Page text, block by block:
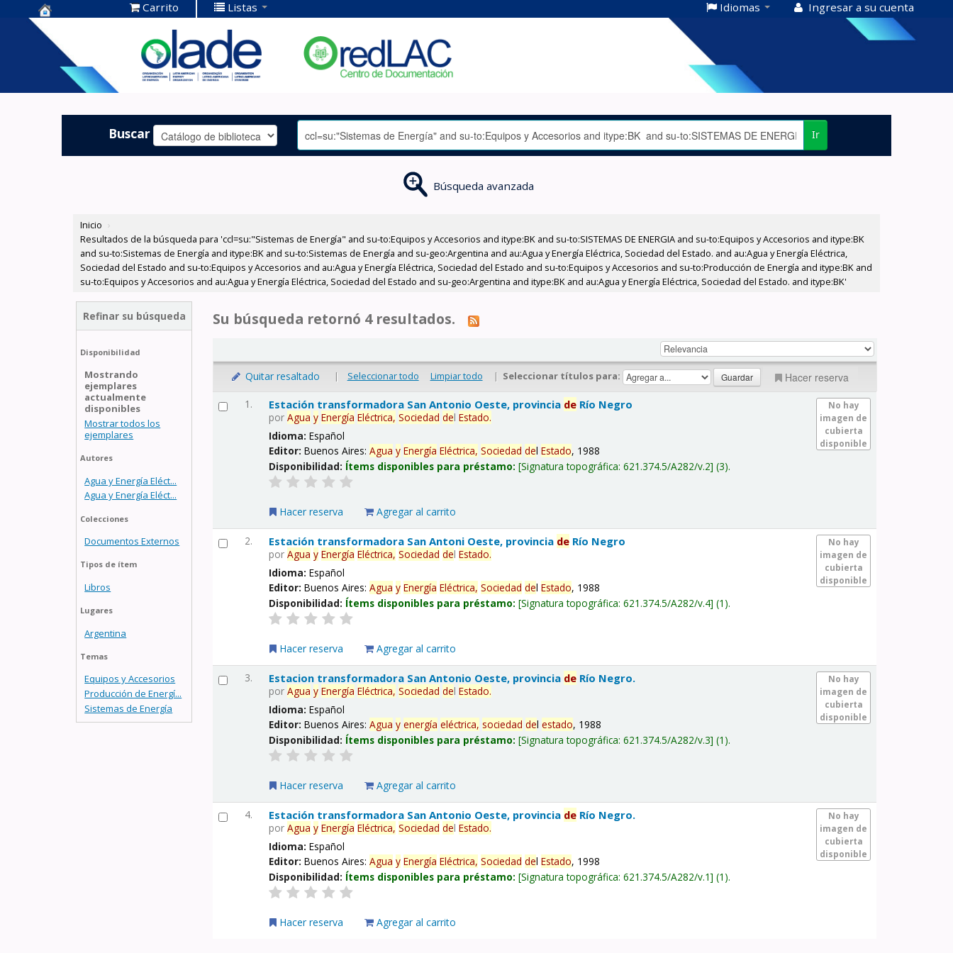
Centro de
Documentación
OLADE -
Carrito Listas Idiomas Ingresar a su cuenta
Buscar Ir
Búsqueda avanzada
Inicio ›
Resultados de la búsqueda para 'ccl=su:"Sistemas de Energía" and su-to:Equipos y Accesorios and itype:BK and su-to:SISTEMAS DE ENERGIA and su-to:Equipos y Accesorios and itype:BK
and su-to:Sistemas de Energía and itype:BK and su-to:Sistemas de Energía and su-geo:Argentina and au:Agua y Energía Eléctrica, Sociedad del Estado. and au:Agua y Energía Eléctrica,
Sociedad del Estado and su-to:Equipos y Accesorios and au:Agua y Energía Eléctrica, Sociedad del Estado and su-to:Equipos y Accesorios and su-to:Producción de Energía and itype:BK and
su-to:Equipos y Accesorios and au:Agua y Energía Eléctrica, Sociedad del Estado and su-geo:Argentina and itype:BK and au:Agua y Energía Eléctrica, Sociedad del Estado. and itype:BK'
Refinar su búsqueda
Disponibilidad
Mostrando
ejemplares
actualmente
disponibles
Mostrar todos los
ejemplares
Autores
Agua y Energía Eléct...
Agua y Energía Eléct...
Colecciones
Documentos Externos
Tipos de ítem
Libros
Lugares
Argentina
Temas
Equipos y Accesorios
Producción de Energí...
Sistemas de Energía
Su búsqueda retornó 4 resultados.
Quitar resaltado | Seleccionar todo Limpiar todo | Seleccionar títulos para: Hacer reserva
1.
No hay
imagen de
cubierta
disponible
Estación transformadora San Antonio Oeste, provincia de Río Negro
porAgua y Energía Eléctrica, Sociedad delEstado.
Idioma:Español
Editor:Buenos Aires:Agua y Energía Eléctrica, Sociedad delEstado, 1988
Disponibilidad: Ítems disponibles para préstamo: Signatura topográfica:621.374.5/A282/v.2 (3).
Hacer reserva Agregar al carrito
2.
No hay
imagen de
cubierta
disponible
Estación transformadora San Antoni Oeste, provincia de Río Negro
porAgua y Energía Eléctrica, Sociedad delEstado.
Idioma:Español
Editor:Buenos Aires:Agua y Energía Eléctrica, Sociedad delEstado, 1988
Disponibilidad: Ítems disponibles para préstamo: Signatura topográfica:621.374.5/A282/v.4 (1).
Hacer reserva Agregar al carrito
3.
No hay
imagen de
cubierta
disponible
Estacion transformadora San Antonio Oeste, provincia de Río Negro.
porAgua y Energía Eléctrica, Sociedad delEstado.
Idioma:Español
Editor:Buenos Aires:Agua y energía eléctrica, sociedad delestado, 1988
Disponibilidad: Ítems disponibles para préstamo: Signatura topográfica:621.374.5/A282/v.3 (1).
Hacer reserva Agregar al carrito
4.
No hay
imagen de
cubierta
disponible
Estación transformadora San Antonio Oeste, provincia de Río Negro.
porAgua y Energía Eléctrica, Sociedad delEstado.
Idioma:Español
Editor:Buenos Aires:Agua y Energía Eléctrica, Sociedad delEstado, 1998
Disponibilidad: Ítems disponibles para préstamo: Signatura topográfica:621.374.5/A282/v.1 (1).
Hacer reserva Agregar al carrito